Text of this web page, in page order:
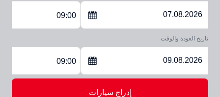
09:00
تاريخ العودة والوقت
09:00
إدراج سيارات